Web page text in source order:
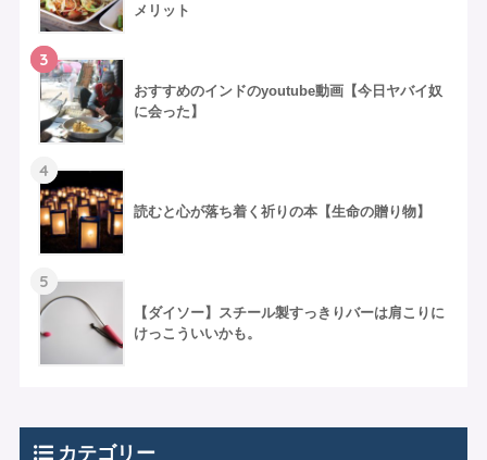
メリット
3
おすすめのインドのyoutube動画【今日ヤバイ奴
に会った】
4
読むと心が落ち着く祈りの本【生命の贈り物】
5
【ダイソー】スチール製すっきりバーは肩こりに
けっこういいかも。
カテゴリー